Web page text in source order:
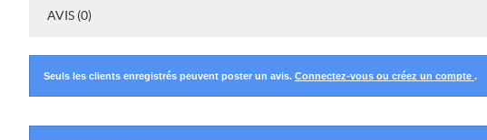
AVIS (0)
Seuls les clients enregistrés peuvent poster un avis. Connectez-vous ou créez un compte .